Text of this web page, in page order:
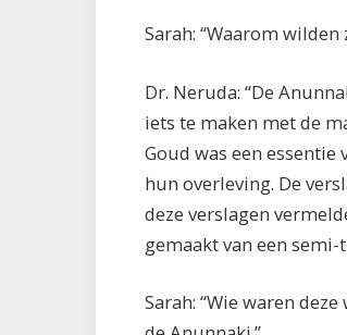
Sarah: “Waarom wilden
Dr. Neruda: “De
iets te maken met de
Goud was een
hun overleving. De
deze verslagen
gemaakt van een
Sarah: “Wie waren